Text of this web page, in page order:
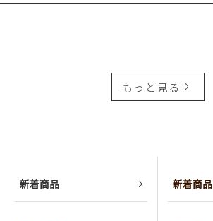
もっと見る
新着商品 新着商品